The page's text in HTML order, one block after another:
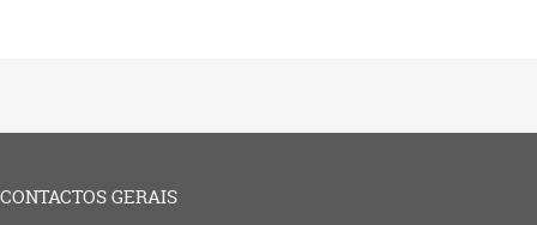
CONTACTOS GERAIS